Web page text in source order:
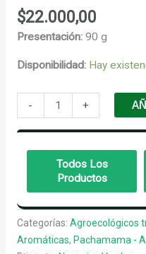
$22.000,00
Presentación:90 g
Disponibilidad: Hay
-
Cúrcuma
en
polvo
-
Pachamama
cantidad
+
Todos Los
Productos
Categorías: Agroecológicos
Aromáticas, Pachamama -